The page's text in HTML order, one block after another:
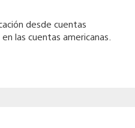
desde cuentas
las cuentas americanas.